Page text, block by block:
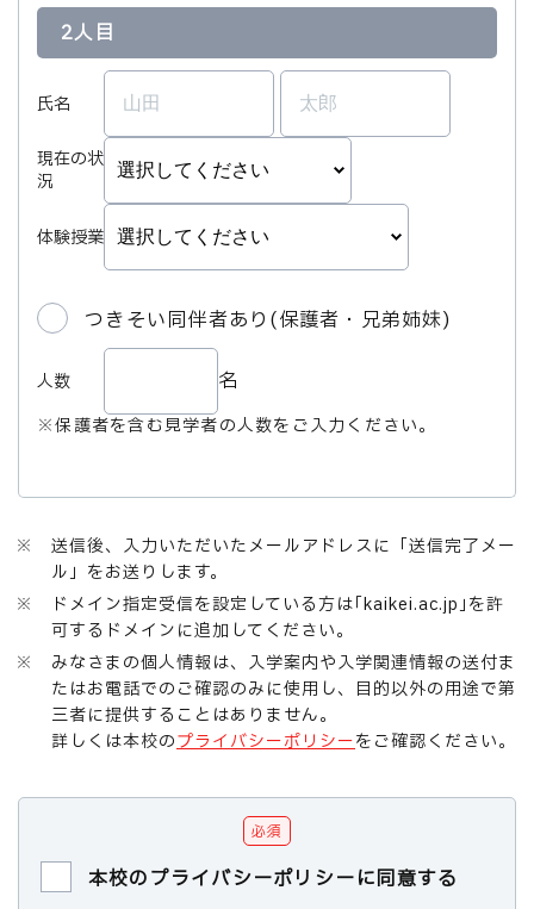
2人目
氏名
現在の状
況
体験授業
つきそい同伴者あり(保護者・兄弟姉妹)
人数 名
※保護者を含む見学者の人数をご入力ください。
※ 送信後、入力いただいたメールアドレスに「送信完了メー
ル」をお送りします。
※ ドメイン指定受信を設定している方は｢kaikei.ac.jp｣を許
可するドメインに追加してください。
※ みなさまの個人情報は、入学案内や入学関連情報の送付ま
たはお電話でのご確認のみに使用し、目的以外の用途で第
三者に提供することはありません。
詳しくは本校のプライバシーポリシーをご確認ください。
必須
本校のプライバシーポリシーに同意する